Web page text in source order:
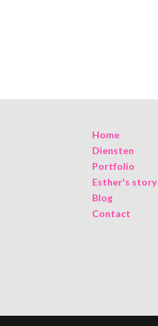
Home
Diensten
Portfolio
Esther's story
Blog
Contact